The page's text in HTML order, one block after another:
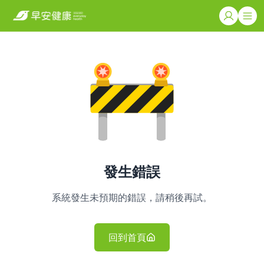
發生錯誤
系統發生未預期的錯誤，請稍後再試。
回到首頁